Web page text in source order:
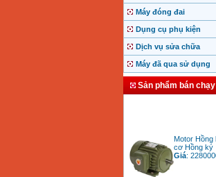
Máy đóng đai
Dụng cụ phụ kiện
Dịch vụ sửa chữa
Máy đã qua sử dụng
Sản phẩm bán chạy
cơ Hồng ký
Giá:2280000